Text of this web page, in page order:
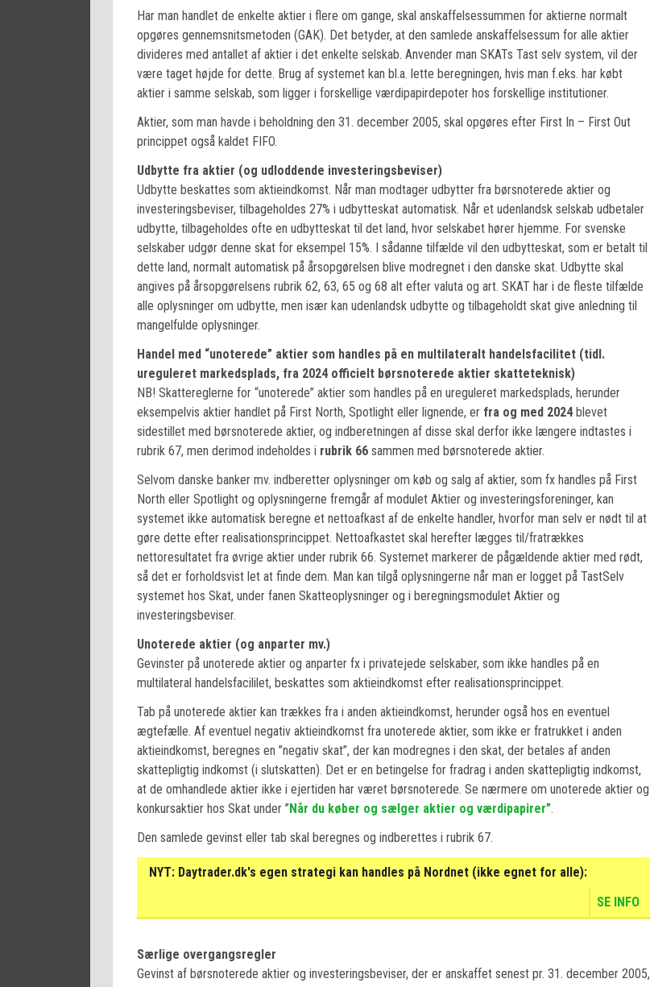
Har man handlet de enkelte aktier i flere om gange, skal anskaffelsessummen for aktierne normalt
opgøres gennemsnitsmetoden (GAK). Det betyder, at den samlede anskaffelsessum for alle aktier
divideres med antallet af aktier i det enkelte selskab. Anvender man SKATs Tast selv system, vil der
være taget højde for dette. Brug af systemet kan bl.a. lette beregningen, hvis man f.eks. har købt
aktier i samme selskab, som ligger i forskellige værdipapirdepoter hos forskellige institutioner.
Aktier, som man havde i beholdning den 31. december 2005, skal opgøres efter First In – First Out
princippet også kaldet FIFO.
Udbytte fra aktier (og udloddende investeringsbeviser)
Udbytte beskattes som aktieindkomst. Når man modtager udbytter fra børsnoterede aktier og
investeringsbeviser, tilbageholdes 27% i udbytteskat automatisk. Når et udenlandsk selskab udbetaler
udbytte, tilbageholdes ofte en udbytteskat til det land, hvor selskabet hører hjemme. For svenske
selskaber udgør denne skat for eksempel 15%. I sådanne tilfælde vil den udbytteskat, som er betalt til
dette land, normalt automatisk på årsopgørelsen blive modregnet i den danske skat. Udbytte skal
angives på årsopgørelsens rubrik 62, 63, 65 og 68 alt efter valuta og art. SKAT har i de fleste tilfælde
alle oplysninger om udbytte, men især kan udenlandsk udbytte og tilbageholdt skat give anledning til
mangelfulde oplysninger.
Handel med “unoterede” aktier som handles på en multilateralt handelsfacilitet (tidl.
ureguleret markedsplads, fra 2024 officielt børsnoterede aktier skatteteknisk)
NB! Skattereglerne for “unoterede” aktier som handles på en ureguleret markedsplads, herunder
eksempelvis aktier handlet på First North, Spotlight eller lignende, er fra og med 2024blevet
sidestillet med børsnoterede aktier, og indberetningen af disse skal derfor ikke længere indtastes i
rubrik 67, men derimod indeholdes i rubrik 66 sammen med børsnoterede aktier.
Selvom danske banker mv. indberetter oplysninger om køb og salg af aktier, som fx handles på First
North eller Spotlight og oplysningerne fremgår af modulet Aktier og investeringsforeninger, kan
systemet ikke automatisk beregne et nettoafkast af de enkelte handler, hvorfor man selv er nødt til at
gøre dette efter realisationsprincippet. Nettoafkastet skal herefter lægges til/fratrækkes
nettoresultatet fra øvrige aktier under rubrik 66. Systemet markerer de pågældende aktier med rødt,
så det er forholdsvist let at finde dem. Man kan tilgå oplysningerne når man er logget på TastSelv
systemet hos Skat, under fanen Skatteoplysninger og i beregningsmodulet Aktier og
investeringsbeviser.
Unoterede aktier (og anparter mv.)
Gevinster på unoterede aktier og anparter fx i privatejede selskaber, som ikke handles på en
multilateral handelsfacililet, beskattes som aktieindkomst efter realisationsprincippet.
Tab på unoterede aktier kan trækkes fra i anden aktieindkomst, herunder også hos en eventuel
ægtefælle. Af eventuel negativ aktieindkomst fra unoterede aktier, som ikke er fratrukket i anden
aktieindkomst, beregnes en ”negativ skat”, der kan modregnes i den skat, der betales af anden
skattepligtig indkomst (i slutskatten). Det er en betingelse for fradrag i anden skattepligtig indkomst,
at de omhandlede aktier ikke i ejertiden har været børsnoterede. Se nærmere om unoterede aktier og
konkursaktier hos Skat under ” Når du køber og sælger aktier og værdipapirer”.
Den samlede gevinst eller tab skal beregnes og indberettes i rubrik 67.
NYT: Daytrader.dk's egen strategi kan handles på Nordnet (ikke egnet for alle):
SE INFO
Særlige overgangsregler
Gevinst af børsnoterede aktier og investeringsbeviser, der er anskaffet senest pr. 31. december 2005,